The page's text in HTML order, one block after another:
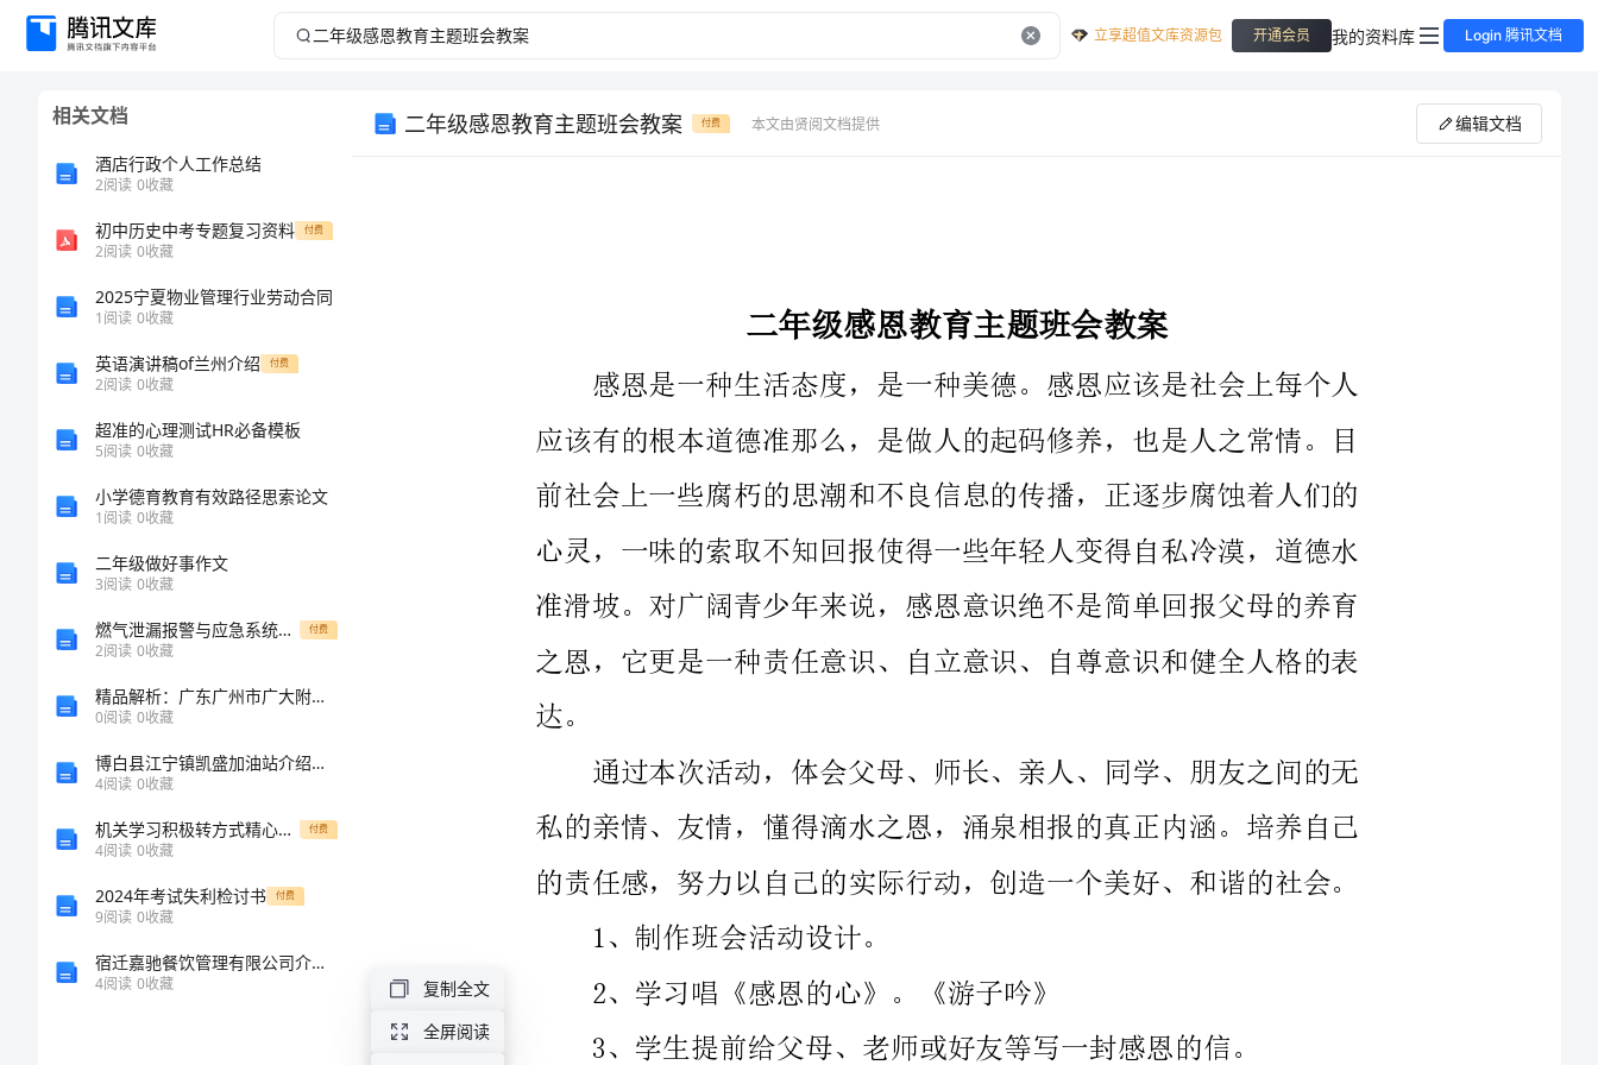
二
立享超值文库资源包 开通会员 我的资料库 Login 腾讯文档
相关文档
酒店行政个人工作总结
2阅读 0收藏
初中历史中考专题复习资料 付费
2阅读 0收藏
2025宁夏物业管理行业劳动合同
1阅读 0收藏
英语演讲稿of兰州介绍 付费
2阅读 0收藏
超准的心理测试HR必备模板
5阅读 0收藏
小学德育教育有效路径思索论文
1阅读 0收藏
二年级做好事作文
3阅读 0收藏
燃气泄漏报警与应急系统的设计本科 付费
2阅读 0收藏
精品解析：广东广州市广大附中数学七年级上册整式的加减综合练习试卷
0阅读 0收藏
博白县江宁镇凯盛加油站介绍企业发展分析报告
4阅读 0收藏
机关学习积极转方式精心调结构心得体会 付费
4阅读 0收藏
2024年考试失利检讨书 付费
9阅读 0收藏
宿迁嘉驰餐饮管理有限公司介绍企业发展分析报告
4阅读 0收藏
二年级感恩教育主题班会教案 付费 本文由贤阅文档提供 编辑文档
主持人：感谢父母，他们给予你生命，抚养你成人；感谢老
师，他们教给你知识，引领你做“大写的人”；感谢朋友，他们让
应该有的根本道德准那么，是做人的起码修养，也是人之常情。目
前社会上一些腐朽的思潮和不良信息的传播，正逐步腐蚀着人们的
心灵，一味的索取不知回报使得一些年轻人变得自私冷漠，道德水
之恩，它更是一种责任意识、自立意识、自尊意识和健全人格的表
通过本次活动，体会父母、师长、亲人、同学、朋友之间的无
私的亲情、友情，懂得滴水之恩，涌泉相报的真正内涵。培养自己
2、学习唱《感恩的心》。《游子吟》
3、学生提前给父母、老师或好友等写一封感恩的信。
复制全文
全屏阅读